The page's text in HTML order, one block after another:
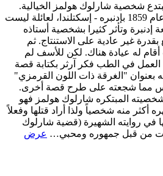
شخصية شارلوك هولمز الخيالية.
ولد (دويل) في 22 مايو من عام 1859 بإدنبره - إسكتلندا، لعائلة ليست
وتأثر كثيرا بشخصية أستاذه
غير عادية على الاستنتاج. ثم
له عيادة هناك. لكن للأسف لم
في الطب فكر آرثر بكتابة قصة
بعنوان "الغرقة ذات اللون القرمزي"
مما شجعته على طرح قصة أخرى.
المبتكره شارلوك هولمز فهو
أكثر منه شخصياً ولذا أراد قتلها وفعلاً
في روايته الشهيرة (قضية شارلوك
من قبل جمهوره ومحبي… عرض